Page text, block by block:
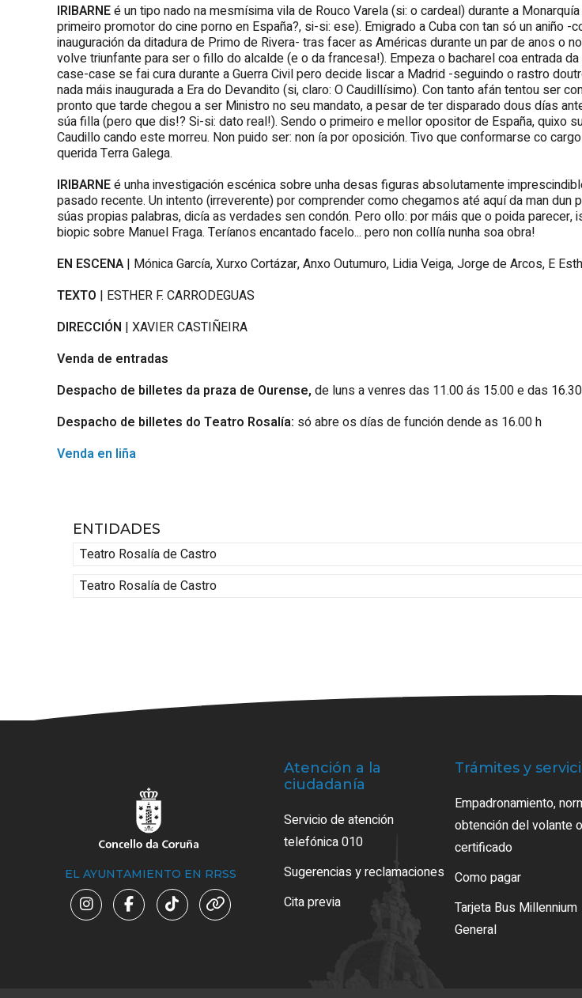
IRIBARNEé un tipo nado na mesmísima vila de Rouco Varela (si: o cardeal) durante a
primeiro promotor do cine porno en España?, si-si: ese). Emigrado a Cuba con tan só un aniño -
inauguración da ditadura de Primo de Rivera- tras facer as Américas durante un par de anos o
volve triunfante para ser o fillo do alcalde (e o da francesa!). Empeza o bacharel coa entrada
case-case se fai cura durante a Guerra Civil pero decide liscar a Madrid -seguindo o rastro
nada máis inaugurada a Era do Devandito (si, claro: O Caudillísimo). Con tanto afán tentou ser
pronto que tarde chegou a ser Ministro no seu mandato, a pesar de ter disparado dous días
súa filla (pero que dis!? Si-si: dato real!). Sendo o primeiro e mellor opositor de España, quixo
Caudillo cando este morreu. Non puido ser: non ía por oposición. Tivo que conformarse co
querida Terra Galega.
IRIBARNEé unha investigación escénica sobre unha desas figuras absolutamente
pasado recente. Un intento (irreverente) por comprender como chegamos até aquí da man dun
súas propias palabras, dicía as verdades sen condón. Pero ollo: por máis que o poida parecer,
biopic sobre Manuel Fraga. Teríanos encantado facelo... pero non collía nunha soa obra!
EN ESCENA| Mónica García, Xurxo Cortázar, Anxo Outumuro, Lidia Veiga, Jorge de Arcos, E
TEXTO | ESTHER F. CARRODEGUAS
DIRECCIÓN | XAVIER CASTIÑEIRA
Venda de entradas
Despacho de billetes da praza de Ourense, de luns a venres das 11.00 ás 15.00 e das
Despacho de billetes do Teatro Rosalía: só abre os días de función dende as 16.00 h
Venda en liña
ENTIDADES
Teatro Rosalía de Castro
Teatro Rosalía de Castro
EL AYUNTAMIENTO EN RRSS
Atención a la
ciudadanía
Servicio de atención
telefónica 010
Sugerencias y reclamaciones
Cita previa
Trámites y
Empadronamiento,
obtención del volante o
certificado
Como pagar
Tarjeta Bus Millennium
General